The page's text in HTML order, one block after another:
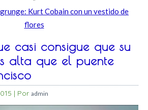
Kurt Cobain con un vestido de
flores
casi consigue que su
alta que el puente
| Por admin